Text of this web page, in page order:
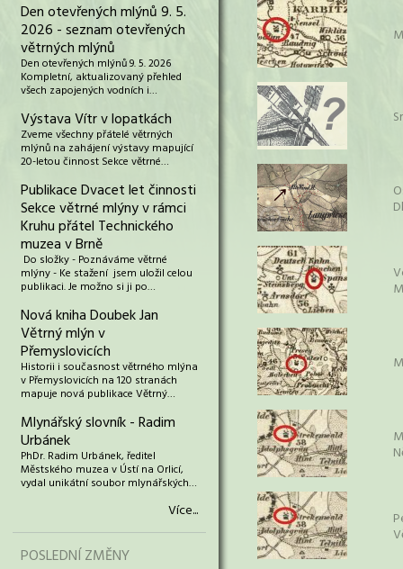
Den otevřených mlýnů 9. 5.
2026 - seznam otevřených
větrných mlýnů
Den otevřených mlýnů 9. 5. 2026
Kompletní, aktualizovaný přehled
všech zapojených vodních i…
Výstava Vítr v lopatkách
Zveme všechny přátelé větrných
mlýnů na zahájení výstavy mapující
20-letou činnost Sekce větrné…
Publikace Dvacet let činnosti
Sekce větrné mlýny v rámci
Kruhu přátel Technického
muzea v Brně
Do složky - Poznáváme větrné
mlýny - Ke stažení jsem uložil celou
publikaci. Je možno si ji po…
Nová kniha Doubek Jan
Větrný mlýn v
Přemyslovicích
Historii i současnost větrného mlýna
v Přemyslovicích na 120 stranách
mapuje nová publikace Větrný…
Mlynářský slovník - Radim
Urbánek
PhDr. Radim Urbánek, ředitel
Městského muzea v Ústí na Orlicí,
vydal unikátní soubor mlynářských…
Více...
POSLEDNÍ ZMĚNY